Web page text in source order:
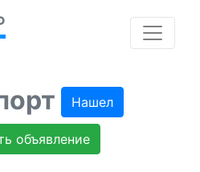
Нашел
объявление